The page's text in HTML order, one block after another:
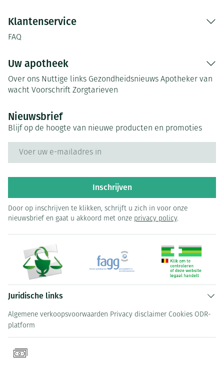
Klantenservice
FAQ
Uw apotheek
Over ons Nuttige links Gezondheidsnieuws Apotheker van
wacht Voorschrift Zorgtarieven
Nieuwsbrief
Blijf op de hoogte van nieuwe producten en promoties
Inschrijven
Door op inschrijven te klikken, schrijft u zich in voor onze
nieuwsbrief en gaat u akkoord met onze privacy policy.
Juridische links
Algemene verkoopsvoorwaarden Privacy disclaimer Cookies ODR-
platform